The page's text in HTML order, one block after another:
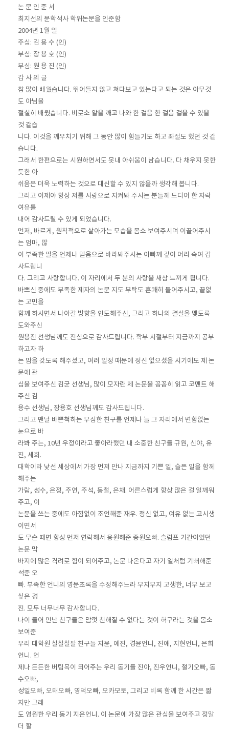
논 문 인 준 서
최지선의 문학석사 학위논문을 인준함
2004년 1월 일
주심: 김 용 수 (인)
부심: 장 용 호 (인)
부심: 원 용 진 (인)
감 사 의 글
참 많이 배웠습니다. 뛰어들지 않고 쳐다보고 있는다고 되는 것은 아무것
도 아님을
절실히 배웠습니다. 비로소 알을 깨고 나와 한 걸음 한 걸음 걸을 수 있을
것 같습
니다. 이것을 깨우치기 위해 그 동안 많이 힘들기도 하고 좌절도 했던 것 같
습니다.
그래서 한편으로는 시원하면서도 못내 아쉬움이 남습니다. 다 채우지 못한
듯한 아
쉬움은 더욱 노력하는 것으로 대신할 수 있지 않을까 생각해 봅니다.
그리고 이제야 항상 저를 사랑으로 지켜봐 주시는 분들께 드디어 한 자락
여유를
내어 감사드릴 수 있게 되었습니다.
먼저, 바르게, 원칙적으로 살아가는 모습을 몸소 보여주시며 이끌어주시
는 엄마, 많
이 부족한 딸을 언제나 믿음으로 바라봐주시는 아빠께 깊이 머리 숙여 감
사드립니
다. 그리고 사랑합니다. 이 자리에서 두 분의 사랑을 새삼 느끼게 됩니다.
바쁘신 중에도 부족한 제자의 논문 지도 부탁도 흔쾌히 들어주시고, 끝없
는 고민을
함께 하시면서 나아갈 방향을 인도해주신, 그리고 하나의 결실을 맺도록
도와주신
원용진 선생님께도 진심으로 감사드립니다. 학부 시절부터 지금까지 공부
하고자 하
는 맘을 갖도록 해주셨고, 여러 일정 때문에 정신 없으셨을 시기에도 제 논
문에 관
심을 보여주신 김균 선생님, 많이 모자란 제 논문을 꼼꼼히 읽고 코멘트 해
주신 김
용수 선생님, 장용호 선생님께도 감사드립니다.
그리고 맨날 바쁜척하는 무심한 친구를 언제나 늘 그 자리에서 변함없는
눈으로 바
라봐 주는, 10년 우정이라고 좋아라했던 내 소중한 친구들 규원, 신야, 유
진, 세희.
대학이라 낯선 세상에서 가장 먼저 만나 지금까지 기쁜 일, 슬픈 일을 함께
해주는
가람, 성수, 은정, 주연, 주석, 동철, 은채. 어른스럽게 항상 많은 걸 일깨워
주고, 이
논문을 쓰는 중에도 아낌없이 조언해준 재우. 정신 없고, 여유 없는 고시생
이면서
도 무슨 때면 항상 먼저 연락해서 응원해준 종원오빠. 슬럼프 기간이었던
논문 막
바지에 많은 격려로 힘이 되어주고, 논문 나온다고 자기 일처럼 기뻐해준
석준 오
빠. 부족한 언니의 영문초록을 수정해주느라 무지무지 고생한, 너무 보고
싶은 경
진. 모두 너무너무 감사합니다.
나이 들어 만난 친구들은 맘껏 친해질 수 없다는 것이 허구라는 것을 몸소
보여준
우리 대학원 칠칠칠팔 친구들 지윤, 예진, 경윤언니, 진애, 지현언니, 은희
언니. 언
제나 든든한 버팀목이 되어주는 우리 동기들 진아, 진우언니, 철기오빠, 동
수오빠,
성일오빠, 오태오빠, 영덕오빠, 오카모토, 그리고 비록 함께 한 시간은 짧
지만 그래
도 영원한 우리 동기 지은언니. 이 논문에 가장 많은 관심을 보여주고 정말
더 할